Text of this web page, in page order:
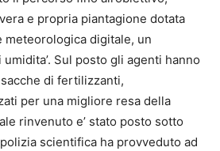
e propria piantagione dotata
meteorologica digitale, un
Sul posto gli agenti hanno
di fertilizzanti,
per una migliore resa della
rinvenuto e’ stato posto sotto
scientifica ha provveduto ad